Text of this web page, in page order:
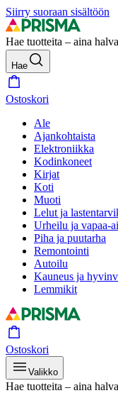
Siirry suoraan sisältöön
Hae tuotteita – aina
Hae
Ostoskori
Ale
Ajankohtaista
Elektroniikka
Kodinkoneet
Kirjat
Koti
Muoti
Lelut ja
Urheilu ja vapaa-
Piha ja puutarha
Remontointi
Autoilu
Kauneus ja
Lemmikit
Ostoskori
Valikko
Hae tuotteita – aina